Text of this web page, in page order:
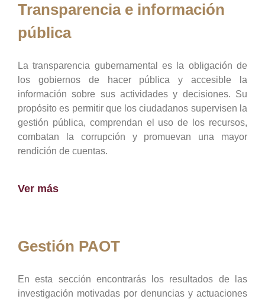
Transparencia e información
pública
La transparencia gubernamental es la obligación de
los gobiernos de hacer pública y accesible la
información sobre sus actividades y decisiones. Su
propósito es permitir que los ciudadanos supervisen la
gestión pública, comprendan el uso de los recursos,
combatan la corrupción y promuevan una mayor
rendición de cuentas.
Ver más
Gestión PAOT
En esta sección encontrarás los resultados de las
investigación motivadas por denuncias y actuaciones